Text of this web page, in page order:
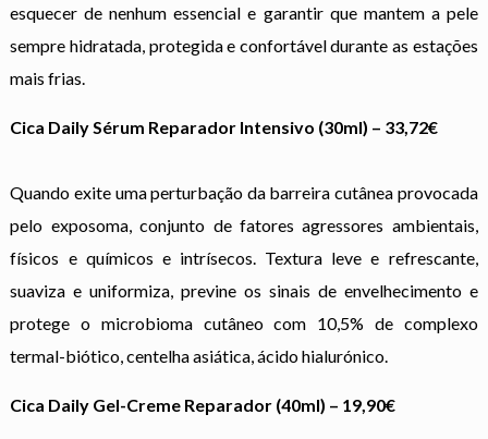
esquecer de nenhum essencial e garantir que mantem a pele
sempre hidratada, protegida e confortável durante as estações
mais frias.
Cica Daily Sérum Reparador Intensivo (30ml) – 33,72€
Quando exite uma perturbação da barreira cutânea provocada
pelo exposoma, conjunto de fatores agressores ambientais,
físicos e químicos e intrísecos. Textura leve e refrescante,
suaviza e uniformiza, previne os sinais de envelhecimento e
protege o microbioma cutâneo com 10,5% de complexo
termal-biótico, centelha asiática, ácido hialurónico.
Cica Daily Gel-Creme Reparador (40ml) – 19,90€